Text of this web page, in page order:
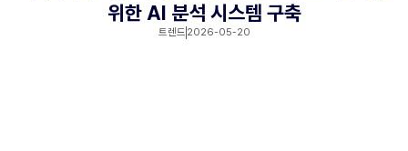
위한 AI 분석 시스템 구축
트렌드 2026-05-20